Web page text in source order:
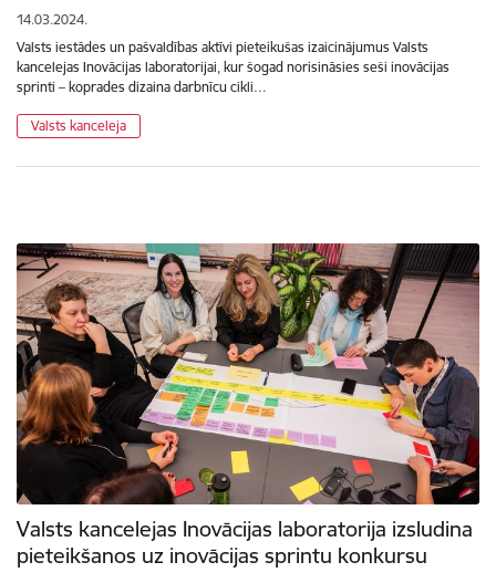
14.03.2024.
Valsts iestādes un pašvaldības aktīvi pieteikušas izaicinājumus Valsts
kancelejas Inovācijas laboratorijai, kur šogad norisināsies seši inovācijas
sprinti – koprades dizaina darbnīcu cikli…
Valsts kanceleja
Valsts kancelejas Inovācijas laboratorija izsludina
pieteikšanos uz inovācijas sprintu konkursu